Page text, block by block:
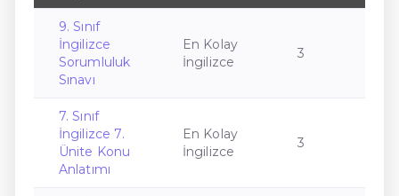
9. Sınıf
İngilizce
Sorumluluk
Sınavı
En Kolay
İngilizce
3
7. Sınıf
İngilizce 7.
Ünite Konu
Anlatımı
En Kolay
İngilizce
3